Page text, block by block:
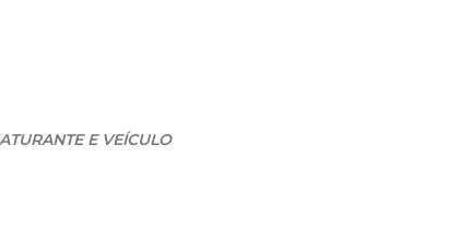
E VEÍCULO